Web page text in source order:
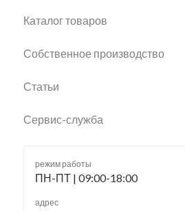
Каталог товаров
Собственное производство
Статьи
Сервис-служба
режим работы
ПН-ПТ | 09:00-18:00
адрес